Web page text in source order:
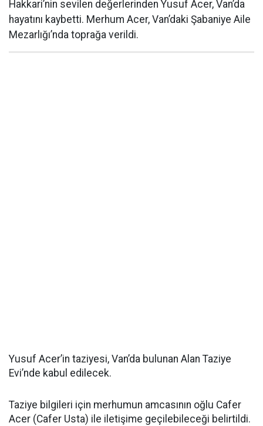
Hakkari’nin sevilen değerlerinden Yusuf Acer, Van’da
hayatını kaybetti. Merhum Acer, Van’daki Şabaniye Aile
Mezarlığı’nda toprağa verildi.
Yusuf Acer’in taziyesi, Van’da bulunan Alan Taziye
Evi’nde kabul edilecek.
Taziye bilgileri için merhumun amcasının oğlu Cafer
Acer (Cafer Usta) ile iletişime geçilebileceği belirtildi.